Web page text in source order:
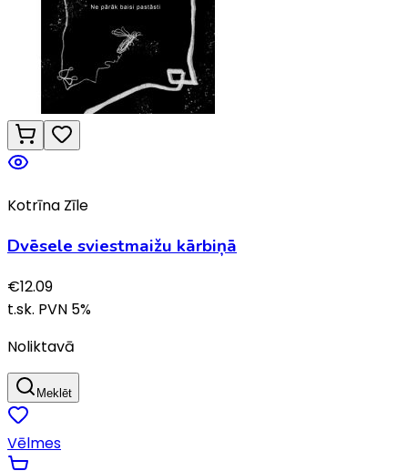
Kotrīna Zīle
Dvēsele sviestmaižu kārbiņā
€12.09
t.sk. PVN 5%
Noliktavā
Meklēt
Vēlmes